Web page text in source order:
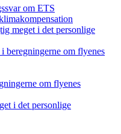
om ETS
meget i det personlige
beregningerne om flyenes
om flyenes
i det personlige